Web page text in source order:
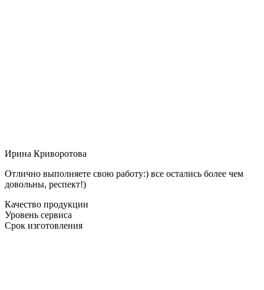
Ирина Криворотова
Отлично выполняете свою работу:) все остались более чем
довольны, респект!)
Качество продукции
Уровень сервиса
Срок изготовления